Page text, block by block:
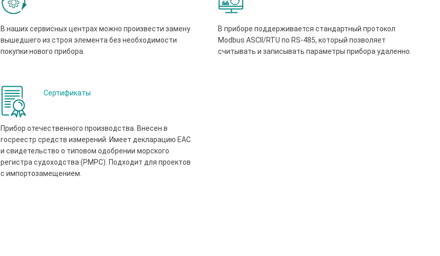
В наших сервисных центрах можно произвести замену
вышедшего из строя элемента без необходимости
покупки нового прибора.
В приборе поддерживается стандартный протокол
Modbus ASCII/RTU по RS-485, который позволяет
считывать и записывать параметры прибора удаленно.
Сертификаты
Прибор отечественного производства. Внесен в
госреестр средств измерений. Имеет декларацию ЕАС
и свидетельство о типовом одобрении морского
регистра судоходства (РМРС). Подходит для проектов
с импортозамещением.